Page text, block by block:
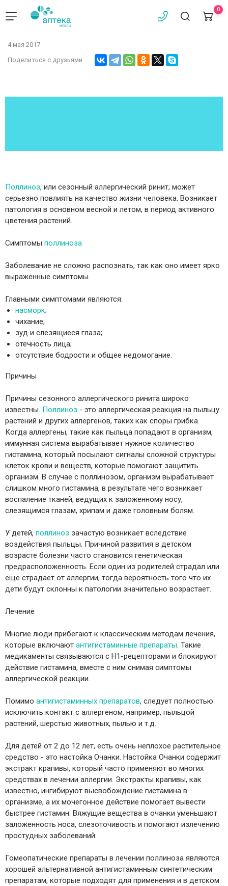
0
4 мая 2017
Поделиться с друзьями
Поллиноз, или сезонный аллергический ринит, может
серьезно повлиять на качество жизни человека. Возникает
патология в основном весной и летом, в период активного
цветения растений.
Симптомы поллиноза
Заболевание не сложно распознать, так как оно имеет ярко
выраженные симптомы.
Главными симптомами являются:
насморк;
чихание;
зуд и слезящиеся глаза;
отечность лица;
отсутствие бодрости и общее недомогание.
Причины
Причины сезонного аллергического ринита широко
известны. Поллиноз - это аллергическая реакция на пыльцу
растений и других аллергенов, таких как споры грибка.
Когда аллергены, такие как пыльца попадают в организм,
иммунная система вырабатывает нужное количество
гистамина, который посылают сигналы сложной структуры
клеток крови и веществ, которые помогают защитить
организм. В случае с поллинозом, организм вырабатывает
слишком много гистамина, в результате чего возникает
воспаление тканей, ведущих к заложенному носу,
слезящимся глазам, хрипам и даже головным болям.
У детей, поллиноз зачастую возникает вследствие
воздействия пыльцы. Причиной развития в детском
возрасте болезни часто становится генетическая
предрасположенность. Если один из родителей страдал или
еще страдает от аллергии, тогда вероятность того что их
дети будут склонны к патологии значительно возрастает.
Лечение
Многие люди прибегают к классическим методам лечения,
которые включают антигистаминные препараты. Такие
медикаменты связываются с Н1-рецепторами и блокируют
действие гистамина, вместе с ним снимая симптомы
аллергической реакции.
Помимо антигистаминных препаратов, следует полностью
исключить контакт с аллергеном, например, пыльцой
растений, шерстью животных, пылью и т.д.
Для детей от 2 до 12 лет, есть очень неплохое растительное
средство - это настойка Очанки. Настойка Очанки содержит
экстракт крапивы, который часто применяют во многих
средствах в лечении аллергии. Экстракты крапивы, как
известно, ингибируют высвобождение гистамина в
организме, а их мочегонное действие помогает вывести
быстрее гистамин. Вяжущие вещества в очанки уменьшают
заложенность носа, слезоточивость и помогают излечению
простудных заболеваний.
Гомеопатические препараты в лечении поллиноза являются
хорошей альтернативной антигистаминным синтетическим
препаратам, которые подходят для применения и в детском